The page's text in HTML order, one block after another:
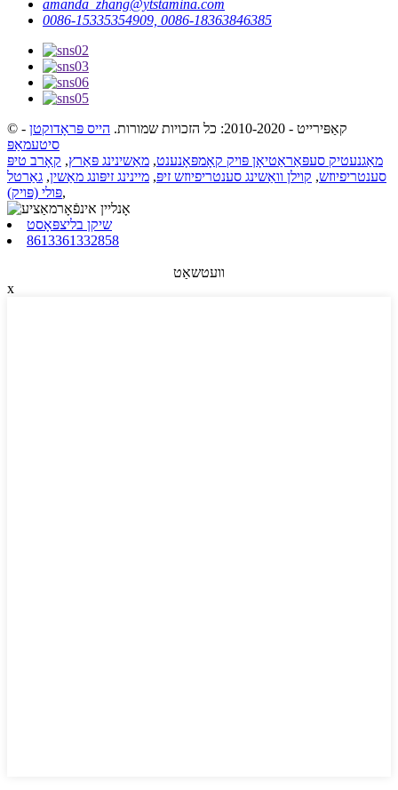
amanda_zhang@ytstamina.com
0086-15335354909, 0086-18363846385
© קאַפּירייט - 2010-2020: כל הזכויות שמורות. הייס פּראָדוקטן -
סיטעמאַפּ
מאַגנעטיק סעפּאַראַטיאָן פּויק קאָמפּאָנענט, מאַשינינג פּאַרץ, קאָרב טיפּ
סענטריפיוזש, קוילן וואַשינג סענטריפיוזש זיפּ, מיינינג זיפּונג מאַשין, גאַרטל
פּולי (פּויק),
שיקן בליצפּאָסט
8613361332858
וועטשאַט
x